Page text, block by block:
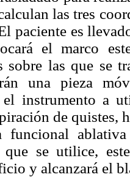
las tres
paciente es
el marco
sobre las que se
una pieza
el instrumento a
de quistes,
funcional
que se utilice,
y alcanzará el